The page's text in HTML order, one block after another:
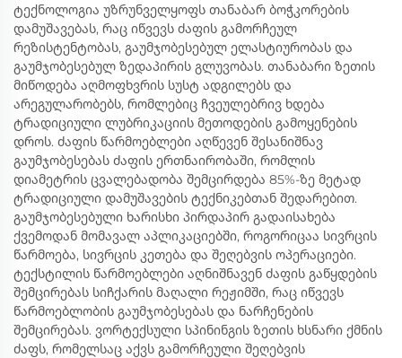
ტექნოლოგია უზრუნველყოფს თანაბარ ბოჭკორების
დამუშავებას, რაც იწვევს ძაფის გამორჩეულ
რეზისტენტობას, გაუმჯობესებულ ელასტიურობას და
გაუმჯობესებულ ზედაპირის გლუვობას. თანაბარი ზეთის
მიწოდება აღმოფხვრის სუსტ ადგილებს და
არეგულარობებს, რომლებიც ჩვეულებრივ ხდება
ტრადიციული ლუბრიკაციის მეთოდების გამოყენების
დროს. ძაფის წარმოებლები აღწევენ შესანიშნავ
გაუმჯობესებას ძაფის ერთნაირობაში, რომლის
დიამეტრის ცვალებადობა შემცირდება 85%-ზე მეტად
ტრადიციული დამუშავების ტექნიკებთან შედარებით.
გაუმჯობესებული ხარისხი პირდაპირ გადაისახება
ქვემოდან მომავალ აპლიკაციებში, როგორიცაა სივრცის
წარმოება, სივრცის კეთება და შეღებვის ოპერაციები.
ტექსტილის წარმოებლები აღნიშნავენ ძაფის გაწყდების
შემცირებას სიჩქარის მაღალი რეჟიმში, რაც იწვევს
წარმოებლობის გაუმჯობესებას და ნარჩენების
შემცირებას. ვორტექსული სპინინგის ზეთის ხსნარი ქმნის
ძაფს, რომელსაც აქვს გამორჩეული შეღებვის